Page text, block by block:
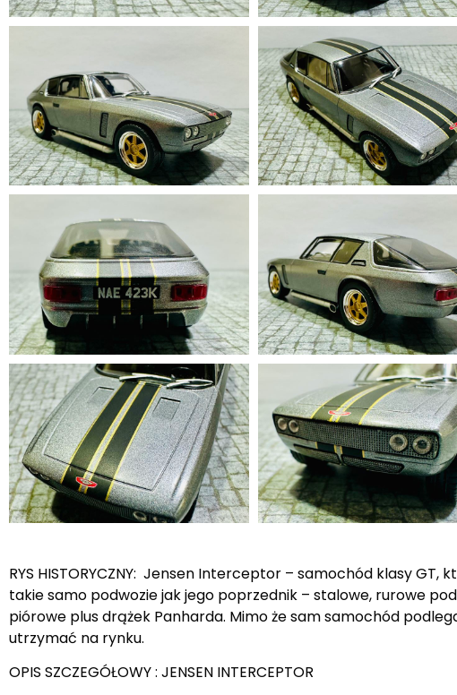
RYS HISTORYCZNY: Jensen Interceptor – samochód klasy
takie samo podwozie jak jego poprzednik – stalowe, rurowe
piórowe plus drążek Panharda. Mimo że sam samochód
utrzymać na rynku.
OPIS SZCZEGÓŁOWY : JENSEN INTERCEPTOR